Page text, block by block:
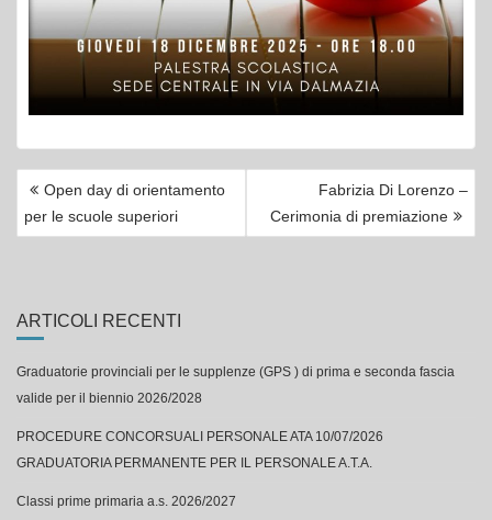
NAVIGAZIONE
ARTICOLI
Open day di orientamento
per le scuole superiori
Fabrizia Di Lorenzo –
Cerimonia di premiazione
ARTICOLI RECENTI
Graduatorie provinciali per le supplenze (GPS ) di prima e seconda fascia
valide per il biennio 2026/2028
PROCEDURE CONCORSUALI PERSONALE ATA 10/07/2026
GRADUATORIA PERMANENTE PER IL PERSONALE A.T.A.
Classi prime primaria a.s. 2026/2027